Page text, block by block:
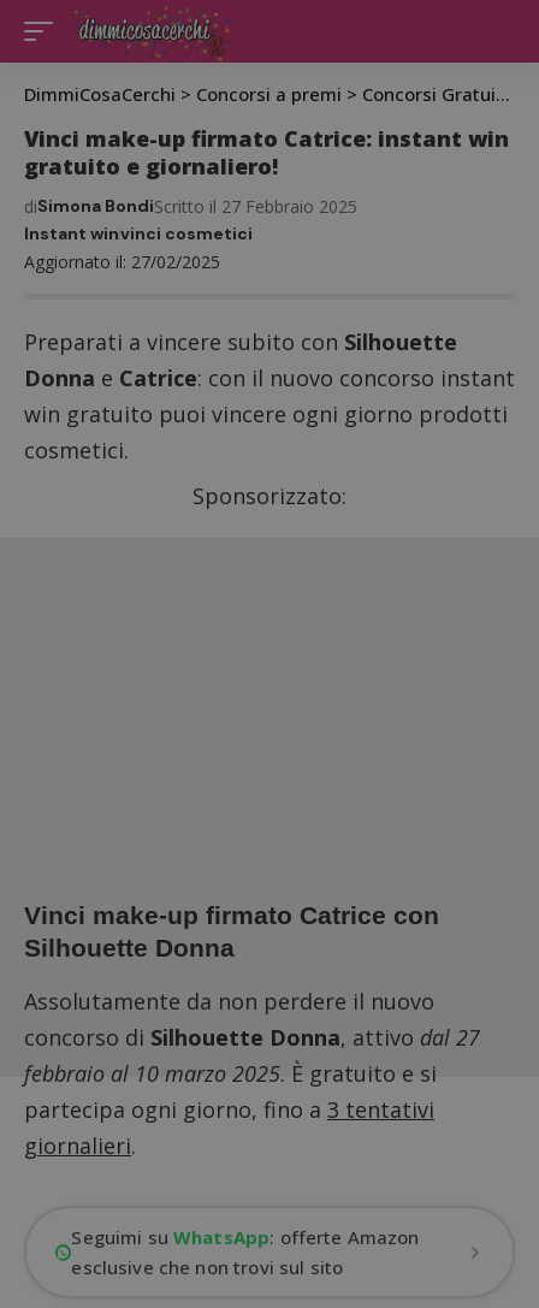
DimmiCosaCerchi > Concorsi a premi > Concorsi Gratuiti >
Vinci make-up firmato Catrice: instant win
gratuito e giornaliero!
Aggiornato il: 27/02/2025
diSimona BondiScritto il 27 Febbraio 2025
Instant winvinci cosmetici
Preparati a vincere subito con Silhouette
Donna e Catrice: con il nuovo concorso instant
win gratuito puoi vincere ogni giorno prodotti
cosmetici.
Sponsorizzato:
Vinci make-up firmato Catrice con
Silhouette Donna
Assolutamente da non perdere il nuovo
concorso di Silhouette Donna, attivo dal 27
febbraio al 10 marzo 2025. È gratuito e si
partecipa ogni giorno, fino a 3 tentativi
giornalieri.
Seguimi suWhatsApp: offerte Amazon
esclusive che non trovi sul sito